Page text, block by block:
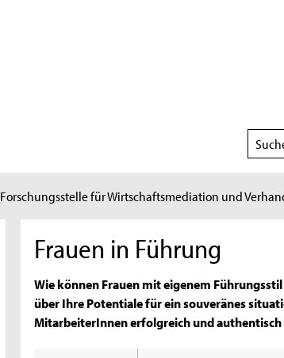
Forschungsstelle für Wirtschaftsmediation und
Frauen in Führung
Wie können Frauen mit eigenem
über Ihre Potentiale für ein souveränes
MitarbeiterInnen erfolgreich und